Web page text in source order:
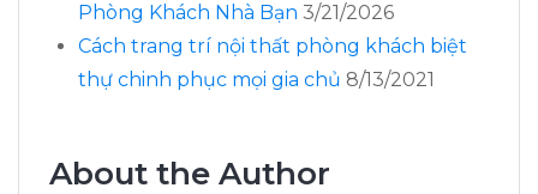
Phòng Khách Nhà Bạn 3/21/2026
Cách trang trí nội thất phòng khách biệt
thự chinh phục mọi gia chủ 8/13/2021
About the Author